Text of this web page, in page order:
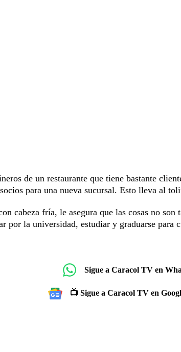
de un restaurante que tiene bastante
para una nueva sucursal. Esto lleva al
cabeza fría, le asegura que las cosas no
por la universidad, estudiar y graduarse para
Sigue a Caracol TV en
📺 Sigue a Caracol TV en